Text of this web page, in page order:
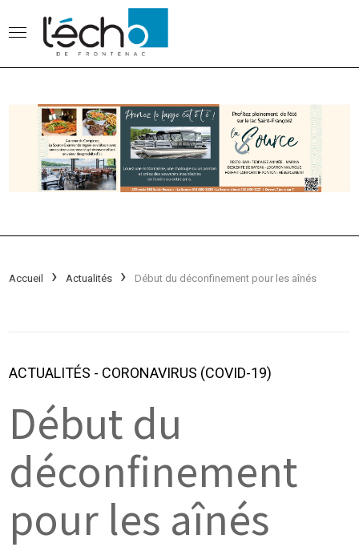
Accueil Actualités Début du déconfinement pour les aînés
ACTUALITÉS - CORONAVIRUS (COVID-19)
Début du
déconfinement
pour les aînés